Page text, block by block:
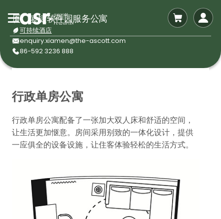
厦门盛捷软件园服务公寓
可持续酒店
enquiry.xiamen@the-ascott.com
86-592 3236 888
行政单房公寓
行政单房公寓配备了一张加大双人床和舒适的空间，
让生活更加惬意。房间采用别致的一体化设计，提供
一应俱全的设备设施，让住客体验轻松的生活方式。